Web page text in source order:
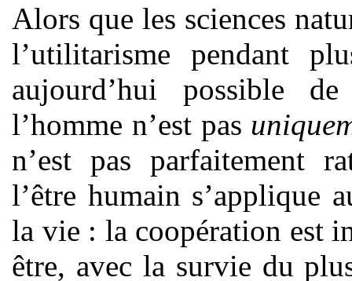
Alors que les sciences
l’utilitarisme pendant
aujourd’hui possible
l’homme n’est pas
n’est pas parfaitement
l’être humain s’applique
la vie : la coopération est
être, avec la survie du